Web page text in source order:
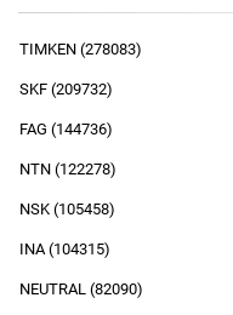
TIMKEN (278083)
SKF (209732)
FAG (144736)
NTN (122278)
NSK (105458)
INA (104315)
NEUTRAL (82090)